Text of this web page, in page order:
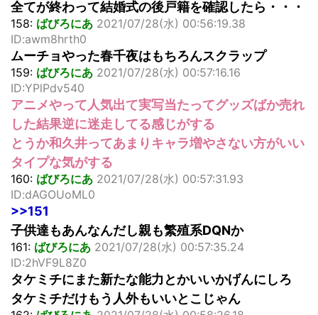
全てが終わって結婚式の後戸籍を確認したら・・・
158: ばびろにあ 2021/07/28(水) 00:56:19.38
ID:awm8hrth0
ムーチョやった春千夜はもちろんスクラップ
159: ばびろにあ 2021/07/28(水) 00:57:16.16
ID:YPlPdv540
アニメやって人気出て実写当たってグッズばか売れ
した結果逆に迷走してる感じがする
とうか和久井ってあまりキャラ増やさない方がいい
タイプな気がする
160: ばびろにあ 2021/07/28(水) 00:57:31.93
ID:dAGOUoML0
>>151
子供達もあんなんだし親も繁殖系DQNか
161: ばびろにあ 2021/07/28(水) 00:57:35.24
ID:2hVF9L8Z0
タケミチにまた新たな能力とかいいかげんにしろ
タケミチだけもう人外もいいとこじゃん